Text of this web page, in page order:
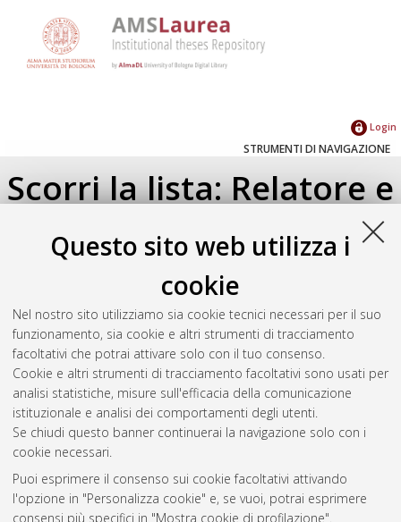
Questo sito web utilizza i
cookie
Nel nostro sito utilizziamo sia cookie tecnici necessari per il suo
funzionamento, sia cookie e altri strumenti di tracciamento
facoltativi che potrai attivare solo con il tuo consenso.
Cookie e altri strumenti di tracciamento facoltativi sono usati per
analisi statistiche, misure sull'efficacia della comunicazione
istituzionale e analisi dei comportamenti degli utenti.
Se chiudi questo banner continuerai la navigazione solo con i
cookie necessari.
Puoi esprimere il consenso sui cookie facoltativi attivando
l'opzione in "Personalizza cookie" e, se vuoi, potrai esprimere
consensi più specifici in "Mostra cookie di profilazione".
Login
STRUMENTI DI NAVIGAZIONE
Scorri la lista: Relatore e
Correlatore
Seleziona un valore dall'elenco sottostante.
2016(1)
Atom
Rss 1.0
Rss 2.0
AMS Laurea